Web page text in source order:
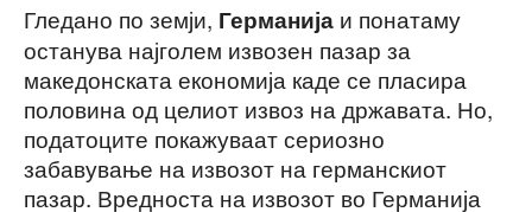
Гледано по земји, Германија и понатаму
останува најголем извозен пазар за
македонската економија каде се пласира
половина од целиот извоз на државата. Но,
податоците покажуваат сериозно
забавување на извозот на германскиот
пазар. Вредноста на извозот во Германија